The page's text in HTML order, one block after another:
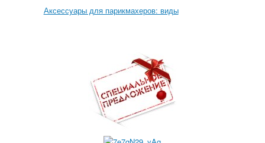
Аксессуары для парикмахеров: виды